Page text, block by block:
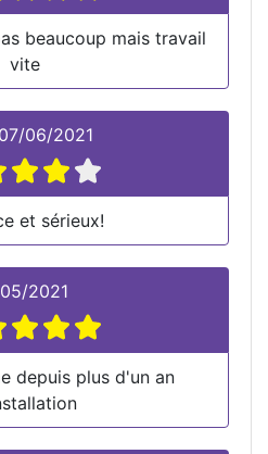
beaucoup mais travail
vite
07/06/2021
et sérieux!
2021
depuis plus d'un an